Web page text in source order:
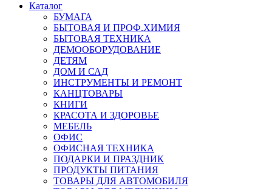
Каталог
БУМАГА
БЫТОВАЯ И ПРОФ.ХИМИЯ
БЫТОВАЯ ТЕХНИКА
ДЕМООБОРУДОВАНИЕ
ДЕТЯМ
ДОМ И САД
ИНСТРУМЕНТЫ И РЕМОНТ
КАНЦТОВАРЫ
КНИГИ
КРАСОТА И ЗДОРОВЬЕ
МЕБЕЛЬ
ОФИС
ОФИСНАЯ ТЕХНИКА
ПОДАРКИ И ПРАЗДНИК
ПРОДУКТЫ ПИТАНИЯ
ТОВАРЫ ДЛЯ АВТОМОБИЛЯ